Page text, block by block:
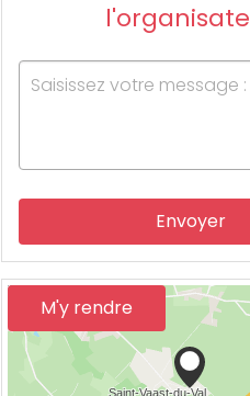
Envoyer
M'y rendre